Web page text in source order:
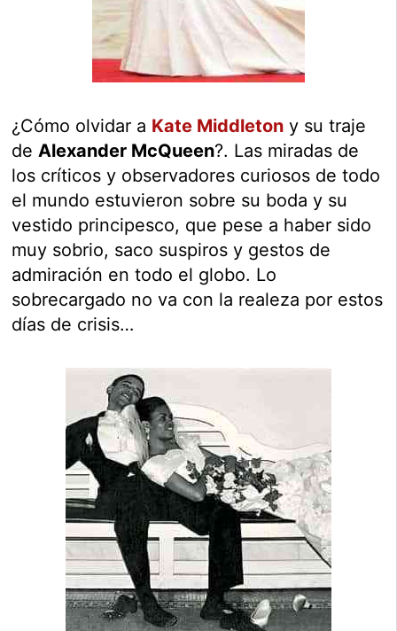
¿Cómo olvidar a Kate Middleton y su traje
deAlexander McQueen?. Las miradas de
los críticos y observadores curiosos de todo
el mundo estuvieron sobre su boda y su
vestido principesco, que pese a haber sido
muy sobrio, saco suspiros y gestos de
admiración en todo el globo. Lo
sobrecargado no va con la realeza por estos
días de crisis…